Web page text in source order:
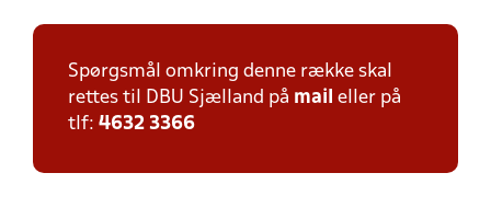
Spørgsmål omkring denne række skal
rettes til DBU Sjælland på mail eller på
tlf: 4632 3366